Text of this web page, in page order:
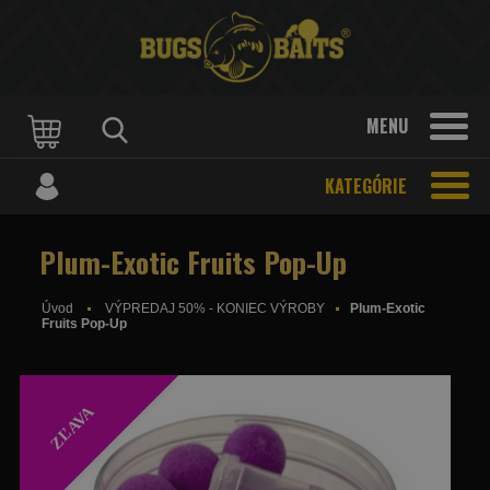
MENU
KATEGÓRIE
Plum-Exotic Fruits Pop-Up
Úvod VÝPREDAJ 50% - KONIEC VÝROBY
Plum-Exotic
Fruits Pop-Up
ZĽAVA